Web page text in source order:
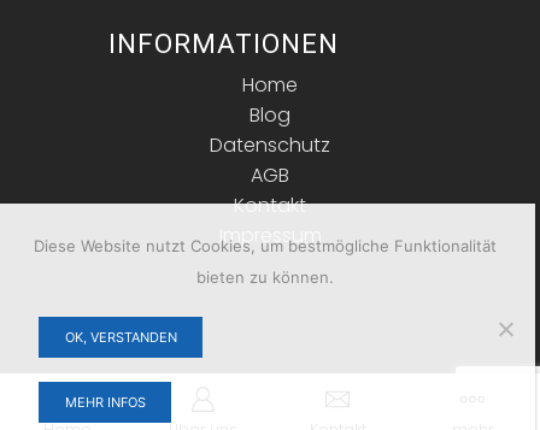
INFORMATIONEN
Home
Blog
Datenschutz
AGB
Kontakt
Impressum
Copyright © 2026 ASELSA. Alle Rechte vorbehalten.
Diese Website nutzt Cookies, um bestmögliche Funktionalität
bieten zu können.
OK, VERSTANDEN
MEHR INFOS